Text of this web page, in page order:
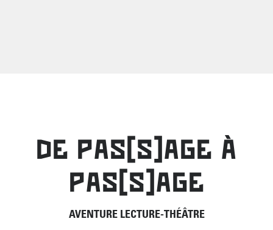
DE PAS[S]AGE À
PAS[S]AGE
AVENTURE LECTURE-THÉÂTRE